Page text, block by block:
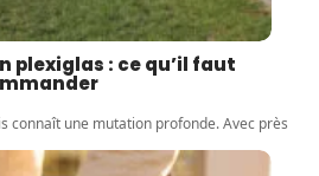
plexiglas : ce qu’il faut
connaît une mutation profonde. Avec près